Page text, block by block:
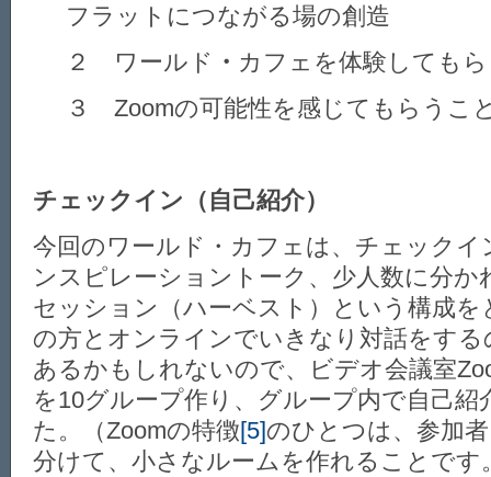
フラットにつながる場の創造
２ ワールド ・ カフェを体験しても
３ Zoomの可能性を感じてもらうこ
チェックイン（自己紹介）
今回のワールド・カフェは、チェックイ
ンスピレーショントーク、少人数に分か
セッション（ハーベスト）という構成を
の方とオンラインでいきなり対話をす
あるかもしれないので、ビデオ会議室
を10グループ作り、グループ内で自己
た。（Zoomの特徴[5]のひとつは、参加
分けて、小さなルームを作れることです